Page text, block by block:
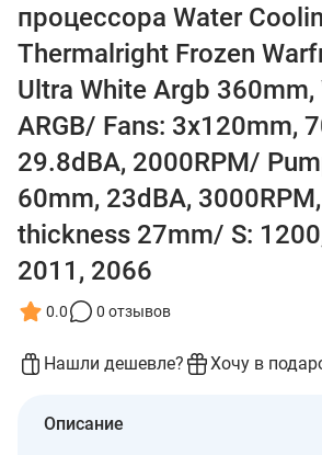
процессора Water
Thermalright Frozen
Ultra White Argb 360mm,
ARGB/ Fans: 3x120mm,
29.8dBA, 2000RPM/
60mm, 23dBA, 3000RPM,
thickness 27mm/ S:
2011, 2066
0.0 0 отзывов
Нашли дешевле? Хочу в
Описание